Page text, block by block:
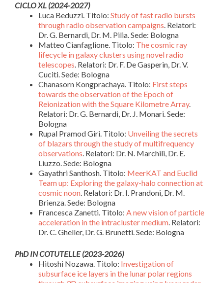
CICLO XL (2024-2027)
Luca Beduzzi. Titolo: Study of fast radio bursts
through radio observation campaigns. Relatori:
Dr. G. Bernardi, Dr. M. Pilia. Sede: Bologna
Matteo Cianfaglione. Titolo: The cosmic ray
lifecycle in galaxy clusters using novel radio
telescopes. Relatori: Dr. F. De Gasperin, Dr. V.
Cuciti. Sede: Bologna
Chanasorn Kongprachaya. Titolo: First steps
towards the observation of the Epoch of
Reionization with the Square Kilometre Array.
Relatori: Dr. G. Bernardi, Dr. J. Monari. Sede:
Bologna
Rupal Pramod Giri. Titolo: Unveiling the secrets
of blazars through the study of multifrequency
observations. Relatori: Dr. N. Marchili, Dr. E.
Liuzzo. Sede: Bologna
Gayathri Santhosh. Titolo: MeerKAT and Euclid
Team up: Exploring the galaxy-halo connection at
cosmic noon. Relatori: Dr. I. Prandoni, Dr. M.
Brienza. Sede: Bologna
Francesca Zanetti. Titolo: A new vision of particle
acceleration in the intracluster medium. Relatori:
Dr. C. Gheller, Dr. G. Brunetti. Sede: Bologna
PhD IN COTUTELLE (2023-2026)
Hitoshi Nozawa. Titolo: Investigation of
subsurface ice layers in the lunar polar regions